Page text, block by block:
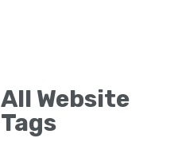
All Website
Tags